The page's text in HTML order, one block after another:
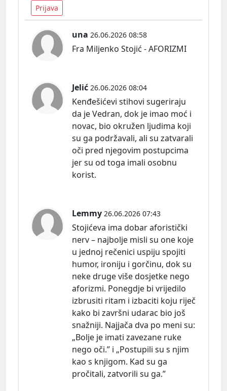
Prijava
una 26.06.2026 08:58
Fra Miljenko Stojić - AFORIZMI
Jelić 26.06.2026 08:04
Kenđešićevi stihovi sugeriraju
da je Vedran, dok je imao moć i
novac, bio okružen ljudima koji
su ga podržavali, ali su zatvarali
oči pred njegovim postupcima
jer su od toga imali osobnu
korist.
Lemmy 26.06.2026 07:43
Stojićeva ima dobar aforistički
nerv – najbolje misli su one koje
u jednoj rečenici uspiju spojiti
humor, ironiju i gorčinu, dok su
neke druge više dosjetke nego
aforizmi. Ponegdje bi vrijedilo
izbrusiti ritam i izbaciti koju riječ
kako bi završni udarac bio još
snažniji. Najjača dva po meni su:
„Bolje je imati zavezane ruke
nego oči.” i „Postupili su s njim
kao s knjigom. Kad su ga
pročitali, zatvorili su ga.”